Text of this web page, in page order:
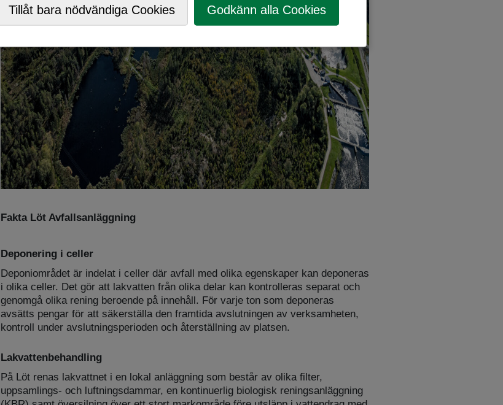
Fakta Löt Avfallsanläggning
Deponering i celler
Deponiområdet är indelat i celler där avfall med olika egenskaper kan deponeras
i olika celler. Det gör att lakvatten från olika delar kan kontrolleras separat och
genomgå olika rening beroende på innehåll. För varje ton som deponeras
avsätts pengar för att säkerställa den framtida avslutningen av verksamheten,
kontroll under avslutningsperioden och återställning av platsen.
Lakvattenbehandling
På Löt renas lakvattnet i en lokal anläggning som består av olika filter,
uppsamlings- och luftningsdammar, en kontinuerlig biologisk reningsanläggning
Tillåt bara nödvändiga Cookies Godkänn alla Cookies